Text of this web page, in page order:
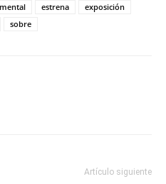
estrena
exposición
sobre
Artículo siguiente